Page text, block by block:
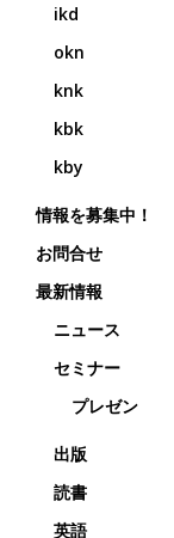
ikd
okn
knk
kbk
kby
情報を募集中！
お問合せ
最新情報
ニュース
セミナー
プレゼン
出版
読書
英語